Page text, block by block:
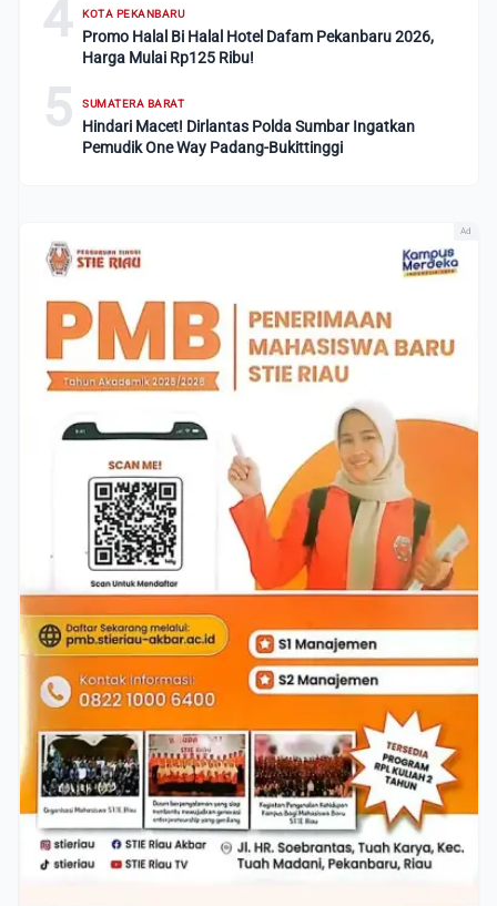
4 KOTA PEKANBARU
Promo Halal Bi Halal Hotel Dafam Pekanbaru 2026,
Harga Mulai Rp125 Ribu!
5 SUMATERA BARAT
Hindari Macet! Dirlantas Polda Sumbar Ingatkan
Pemudik One Way Padang-Bukittinggi
Ad